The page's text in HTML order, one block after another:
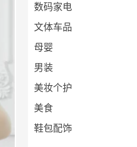
数码家电
文体车品
母婴
男装
美妆个护
美食
鞋包配饰